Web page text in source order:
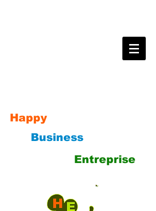
Happy
Business
Entreprise